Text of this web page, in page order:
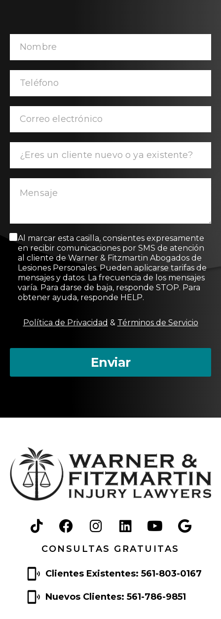
s
t
e
Al marcar esta casilla, consientes expresamente
en recibir comunicaciones por SMS de atención
al cliente de Warner & Fitzmartin Abogados de
Lesiones Personales. Pueden aplicarse tarifas de
mensajes y datos. La frecuencia de los mensajes
varía. Para darse de baja, responde STOP. Para
obtener ayuda, responde HELP.
Política de Privacidad & Términos de Servicio
Enviar
CONSULTAS GRATUITAS
Clientes Existentes: 561-803-0167
Nuevos Clientes: 561-786-9851